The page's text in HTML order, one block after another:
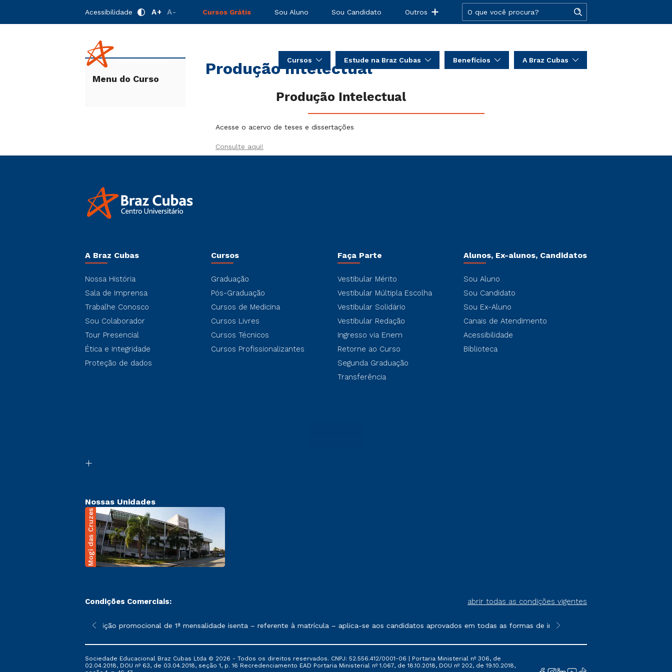
Acessibilidade A+ A- Cursos Grátis Sou Aluno Sou Candidato Outros
Cursos Estude na Braz Cubas Benefícios A Braz Cubas
Menu do Curso
Produção Intelectual
Produção Intelectual
Acesse o acervo de teses e dissertações
Consulte aqui!
A Braz Cubas
Nossa História
Sala de Imprensa
Trabalhe Conosco
Sou Colaborador
Tour Presencial
Ética e Integridade
Proteção de dados
Cursos
Graduação
Pós-Graduação
Cursos de Medicina
Cursos Livres
Cursos Técnicos
Cursos Profissionalizantes
Faça Parte
Vestibular Mérito
Vestibular Múltipla Escolha
Vestibular Solidário
Vestibular Redação
Ingresso via Enem
Retorne ao Curso
Segunda Graduação
Transferência
Alunos, Ex-alunos, Candidatos
Sou Aluno
Sou Candidato
Sou Ex-Aluno
Canais de Atendimento
Acessibilidade
Biblioteca
Nossas Unidades
Mogi das Cruzes
Condições Comerciais: abrir todas as condições vigentes
sofrer alterações nos períodos de rematrícula conforme exposto no contrato de prestação de serviços.
*A condição promocional de 1ª mensalidade isenta – referente à matrícula – aplica-se aos candidatos aprovados em todas as formas de ingresso, exceto na prova on-line
**Semipresencial é um formato do
Sociedade Educacional Braz Cubas Ltda © 2026 - Todos os direitos reservados. CNPJ: 52.556.412/0001-06 | Portaria Ministerial nº 306, de
02.04.2018, DOU nº 63, de 03.04.2018, seção 1, p. 16 Recredenciamento EAD Portaria Ministerial nº 1.067, de 18.10.2018, DOU nº 202, de 19.10.2018,